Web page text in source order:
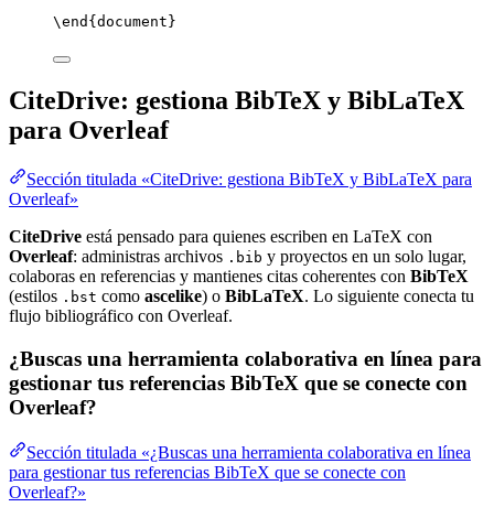
\end { document }
CiteDrive: gestiona BibTeX y BibLaTeX
para Overleaf
Sección titulada «CiteDrive: gestiona BibTeX y BibLaTeX para
Overleaf»
CiteDrive está pensado para quienes escriben en LaTeX con
Overleaf: administras archivos .bib y proyectos en un solo lugar,
colaboras en referencias y mantienes citas coherentes con BibTeX
(estilos .bst como ascelike) o BibLaTeX. Lo siguiente conecta tu
flujo bibliográfico con Overleaf.
¿Buscas una herramienta colaborativa en línea para
gestionar tus referencias BibTeX que se conecte con
Overleaf?
Sección titulada «¿Buscas una herramienta colaborativa en línea
para gestionar tus referencias BibTeX que se conecte con
Overleaf?»